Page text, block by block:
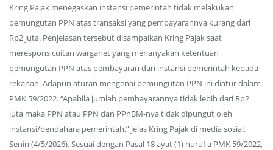
Kring Pajak menegaskan instansi pemerintah tidak melakukan
pemungutan PPN atas transaksi yang pembayarannya kurang dari
Rp2 juta. Penjelasan tersebut disampaikan Kring Pajak saat
merespons cuitan warganet yang menanyakan ketentuan
pemungutan PPN atas pembayaran dari instansi pemerintah kepada
rekanan. Adapun aturan mengenai pemungutan PPN ini diatur dalam
PMK 59/2022. “Apabila jumlah pembayarannya tidak lebih dari Rp2
juta maka PPN atau PPN dan PPnBM-nya tidak dipungut oleh
instansi/bendahara pemerintah,” jelas Kring Pajak di media sosial,
Senin (4/5/2026). Sesuai dengan Pasal 18 ayat (1) huruf a PMK 59/2022,